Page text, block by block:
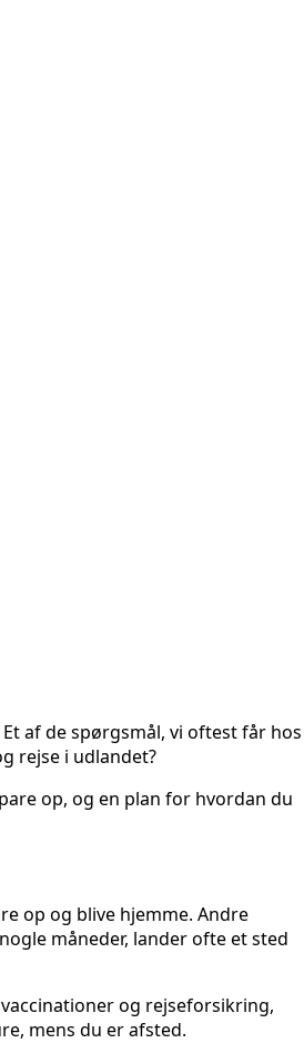
af de spørgsmål, vi oftest får hos
rejse i udlandet?
op, og en plan for hvordan du
op og blive hjemme. Andre
måneder, lander ofte et sted
og rejseforsikring,
mens du er afsted.